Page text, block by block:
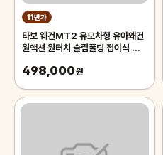
11번가
타보 웨건MT2 유모차형 유아왜건
원액션 원터치 슬림폴딩 접이식 유아
498,000원